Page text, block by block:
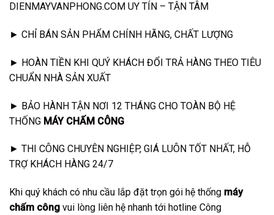
DIENMAYVANPHONG.COM UY TÍN – TẬN TÂM
► CHỈ BÁN SẢN PHẨM CHÍNH HÃNG, CHẤT LƯỢNG
► HOÀN TIỀN KHI QUÝ KHÁCH ĐỔI TRẢ HÀNG THEO TIÊU
CHUẨN NHÀ SẢN XUẤT
► BẢO HÀNH TẬN NƠI 12 THÁNG CHO TOÀN BỘ HỆ
THỐNG MÁY CHẤM CÔNG
► THI CÔNG CHUYÊN NGHIỆP, GIÁ LUÔN TỐT NHẤT, HỖ
TRỢ KHÁCH HÀNG 24/7
Khi quý khách có nhu cầu lắp đặt trọn gói hệ thống máy
chấm công vui lòng liên hệ nhanh tới hotline Công